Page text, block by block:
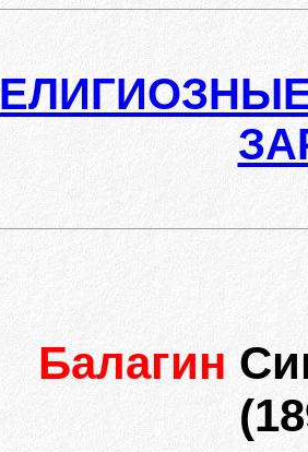
Балагин